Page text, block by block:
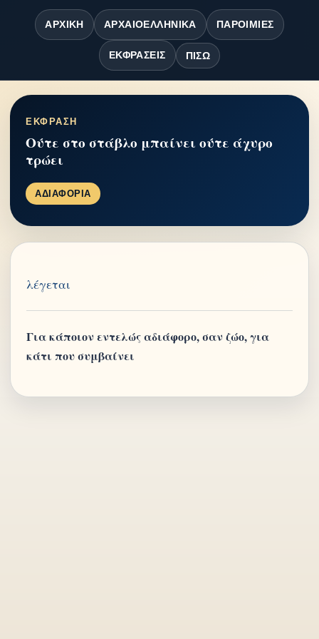
ΑΡΧΙΚΉ ΑΡΧΑΙΟΕΛΛΗΝΙΚΆ ΠΑΡΟΙΜΊΕΣ
ΕΚΦΡΆΣΕΙΣ ΠΊΣΩ
ΕΚΦΡΑΣΗ
Ούτε στο στάβλο μπαίνει ούτε άχυρο
τρώει
ΑΔΙΑΦΟΡΙΑ
λέγεται
Για κάποιον εντελώς αδιάφορο, σαν ζώο, για
κάτι που συμβαίνει